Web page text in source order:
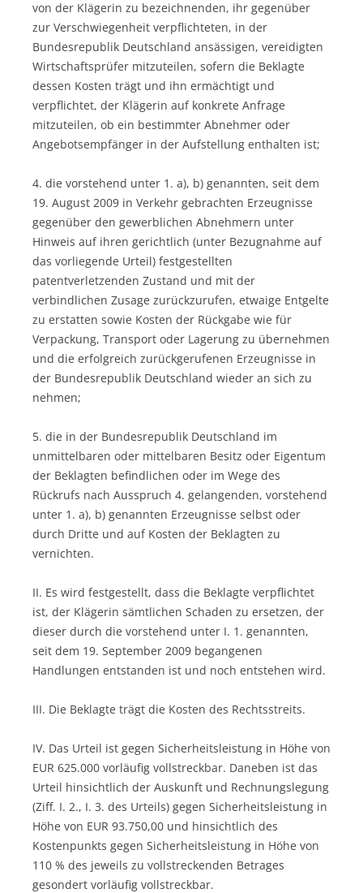
von der Klägerin zu bezeichnenden, ihr gegenüber
zur Verschwiegenheit verpflichteten, in der
Bundesrepublik Deutschland ansässigen, vereidigten
Wirtschaftsprüfer mitzuteilen, sofern die Beklagte
dessen Kosten trägt und ihn ermächtigt und
verpflichtet, der Klägerin auf konkrete Anfrage
mitzuteilen, ob ein bestimmter Abnehmer oder
Angebotsempfänger in der Aufstellung enthalten ist;
4. die vorstehend unter 1. a), b) genannten, seit dem
19. August 2009 in Verkehr gebrachten Erzeugnisse
gegenüber den gewerblichen Abnehmern unter
Hinweis auf ihren gerichtlich (unter Bezugnahme auf
das vorliegende Urteil) festgestellten
patentverletzenden Zustand und mit der
verbindlichen Zusage zurückzurufen, etwaige Entgelte
zu erstatten sowie Kosten der Rückgabe wie für
Verpackung, Transport oder Lagerung zu übernehmen
und die erfolgreich zurückgerufenen Erzeugnisse in
der Bundesrepublik Deutschland wieder an sich zu
nehmen;
5. die in der Bundesrepublik Deutschland im
unmittelbaren oder mittelbaren Besitz oder Eigentum
der Beklagten befindlichen oder im Wege des
Rückrufs nach Ausspruch 4. gelangenden, vorstehend
unter 1. a), b) genannten Erzeugnisse selbst oder
durch Dritte und auf Kosten der Beklagten zu
vernichten.
II. Es wird festgestellt, dass die Beklagte verpflichtet
ist, der Klägerin sämtlichen Schaden zu ersetzen, der
dieser durch die vorstehend unter I. 1. genannten,
seit dem 19. September 2009 begangenen
Handlungen entstanden ist und noch entstehen wird.
III. Die Beklagte trägt die Kosten des Rechtsstreits.
IV. Das Urteil ist gegen Sicherheitsleistung in Höhe von
EUR 625.000 vorläufig vollstreckbar. Daneben ist das
Urteil hinsichtlich der Auskunft und Rechnungslegung
(Ziff. I. 2., I. 3. des Urteils) gegen Sicherheitsleistung in
Höhe von EUR 93.750,00 und hinsichtlich des
Kostenpunkts gegen Sicherheitsleistung in Höhe von
110 % des jeweils zu vollstreckenden Betrages
gesondert vorläufig vollstreckbar.